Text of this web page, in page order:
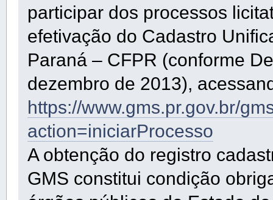
participar dos processos
efetivação do Cadastro
Paraná – CFPR (conforme
dezembro de 2013),
https://www.gms.pr.gov.br/
action=iniciarProcesso
A obtenção do registro
GMS constitui condição